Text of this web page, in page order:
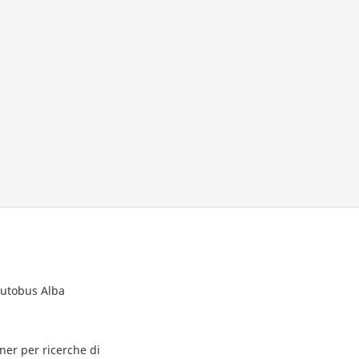
Alba
per ricerche di